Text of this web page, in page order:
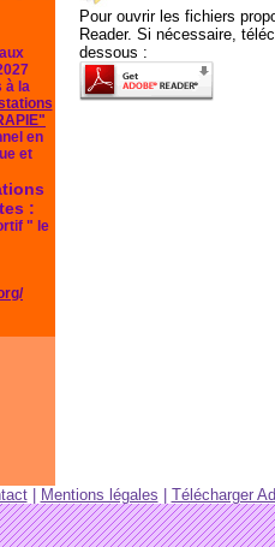
à la
en
et
:
" le
Pour ouvrir les fichiers
Reader. Si nécessaire,
dessous :
| Mentions légales Télécharger